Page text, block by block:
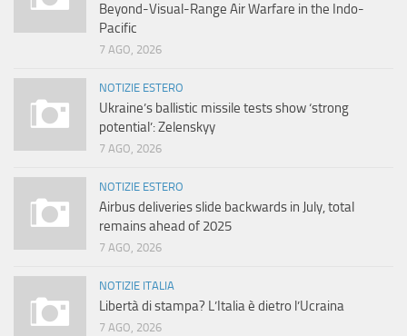
Beyond-Visual-Range Air Warfare in the Indo-
Pacific
7 AGO, 2026
NOTIZIE ESTERO
Ukraine’s ballistic missile tests show ‘strong
potential’: Zelenskyy
7 AGO, 2026
NOTIZIE ESTERO
Airbus deliveries slide backwards in July, total
remains ahead of 2025
7 AGO, 2026
NOTIZIE ITALIA
Libertà di stampa? L’Italia è dietro l’Ucraina
7 AGO, 2026